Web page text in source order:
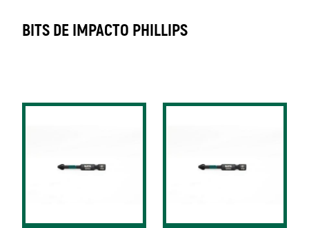
BITS DE IMPACTO PHILLIPS